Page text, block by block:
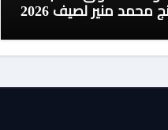
محمد منير لصيف 2026